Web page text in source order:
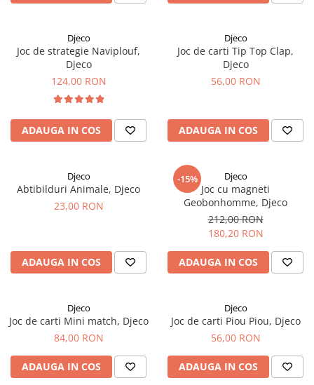
Djeco
Joc de strategie Naviplouf,
Djeco
124,00 RON
ADAUGA IN COS
Djeco
Joc de carti Tip Top Clap,
Djeco
56,00 RON
ADAUGA IN COS
Djeco
Abtibilduri Animale, Djeco
23,00 RON
ADAUGA IN COS
-15% Djeco
Joc cu magneti
Geobonhomme, Djeco
212,00 RON
180,20 RON
ADAUGA IN COS
Djeco
Joc de carti Mini match, Djeco
84,00 RON
ADAUGA IN COS
Djeco
Joc de carti Piou Piou, Djeco
56,00 RON
ADAUGA IN COS